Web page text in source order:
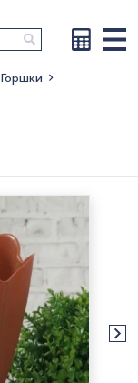
Горшки